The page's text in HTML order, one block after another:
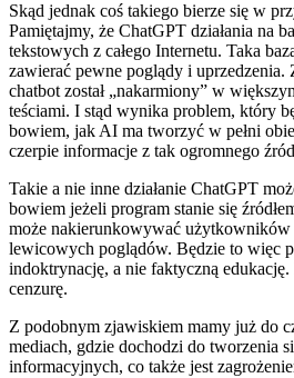
Skąd jednak coś takiego bierze się w
Pamiętajmy, że ChatGPT działania na
tekstowych z całego Internetu. Taka
zawierać pewne poglądy i
chatbot został „nakarmiony” w
teściami. I stąd wynika problem, który
bowiem, jak AI ma tworzyć w pełni
czerpie informacje z tak ogromnego
Takie a nie inne działanie ChatGPT
bowiem jeżeli program stanie się
może nakierunkowywać
lewicowych poglądów. Będzie to więc
indoktrynację, a nie faktyczną
cenzurę.
Z podobnym zjawiskiem mamy już do
mediach, gdzie dochodzi do tworzenia
informacyjnych, co także jest